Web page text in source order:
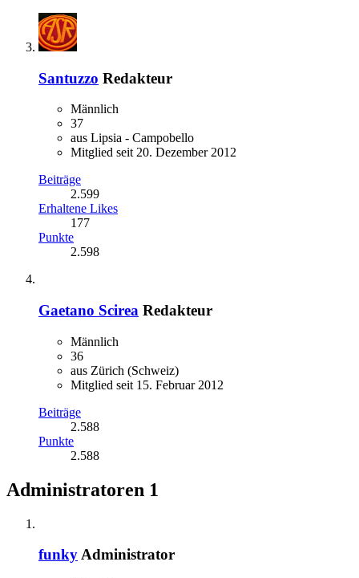
Santuzzo Redakteur
Männlich
37
aus Lipsia - Campobello
Mitglied seit 20. Dezember 2012
Beiträge
2.599
Erhaltene Likes
177
Punkte
2.598
Gaetano Scirea Redakteur
Männlich
36
aus Zürich (Schweiz)
Mitglied seit 15. Februar 2012
Beiträge
2.588
Punkte
2.588
Administratoren 1
funkyAdministrator